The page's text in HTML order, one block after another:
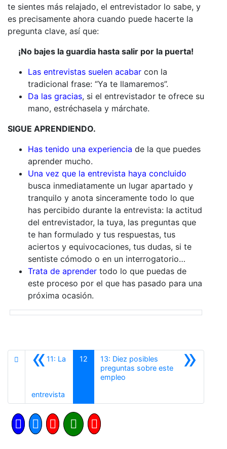
te sientes más relajado, el entrevistador lo sabe, y
es precisamente ahora cuando puede hacerte la
pregunta clave, así que:
¡No bajes la guardia hasta salir por la puerta!
Las entrevistas suelen acabar con la
tradicional frase: “Ya te llamaremos”.
Da las gracias, si el entrevistador te ofrece su
mano, estréchasela y márchate.
SIGUE APRENDIENDO.
Has tenido una experiencia de la que puedes
aprender mucho.
Una vez que la entrevista haya concluido
busca inmediatamente un lugar apartado y
tranquilo y anota sinceramente todo lo que
has percibido durante la entrevista: la actitud
del entrevistador, la tuya, las preguntas que
te han formulado y tus respuestas, tus
aciertos y equivocaciones, tus dudas, si te
sentiste cómodo o en un interrogatorio…
Trata de aprender todo lo que puedas de
este proceso por el que has pasado para una
próxima ocasión.
«11: La
entrevista
12 »
13: Diez posibles
preguntas sobre este
empleo